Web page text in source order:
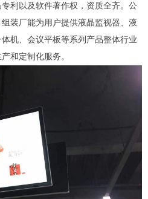
利以及软件著作权，资质全齐。公
装厂能为用户提供液晶监视器、液
体机 、会议平板等系列产品整体行业
和定制化服务。